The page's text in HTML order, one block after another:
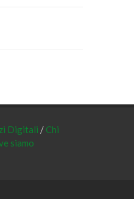
Digitali / Chi
siamo